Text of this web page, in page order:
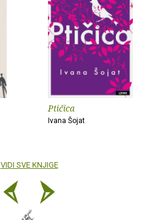
Ptičica
Ivana Šojat
VIDI SVE KNJIGE